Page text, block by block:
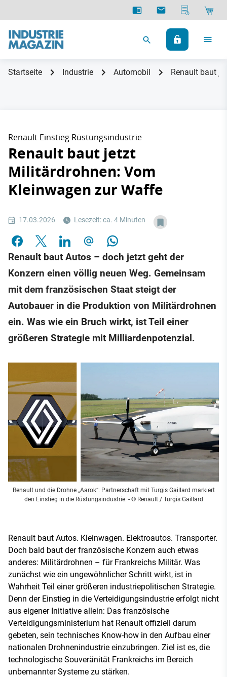
Startseite Industrie Automobil Renault baut
Renault Einstieg Rüstungsindustrie
Renault baut jetzt
Militärdrohnen: Vom
Kleinwagen zur Waffe
17.03.2026 Lesezeit: ca. 4 Minuten
Renault baut Autos – doch jetzt geht der
Konzern einen völlig neuen Weg. Gemeinsam
mit dem französischen Staat steigt der
Autobauer in die Produktion von Militärdrohnen
ein. Was wie ein Bruch wirkt, ist Teil einer
größeren Strategie mit Milliardenpotenzial.
Renault und die Drohne „Aarok“: Partnerschaft mit Turgis Gaillard markiert
den Einstieg in die Rüstungsindustrie. - © Renault / Turgis Gaillard
Renault baut Autos. Kleinwagen. Elektroautos. Transporter.
Doch bald baut der französische Konzern auch etwas
anderes: Militärdrohnen – für Frankreichs Militär. Was
zunächst wie ein ungewöhnlicher Schritt wirkt, ist in
Wahrheit Teil einer größeren industriepolitischen Strategie.
Denn der Einstieg in die Verteidigungsindustrie erfolgt nicht
aus eigener Initiative allein: Das französische
Verteidigungsministerium hat Renault offiziell darum
gebeten, sein technisches Know-how in den Aufbau einer
nationalen Drohnenindustrie einzubringen. Ziel ist es, die
technologische Souveränität Frankreichs im Bereich
unbemannter Systeme zu stärken.